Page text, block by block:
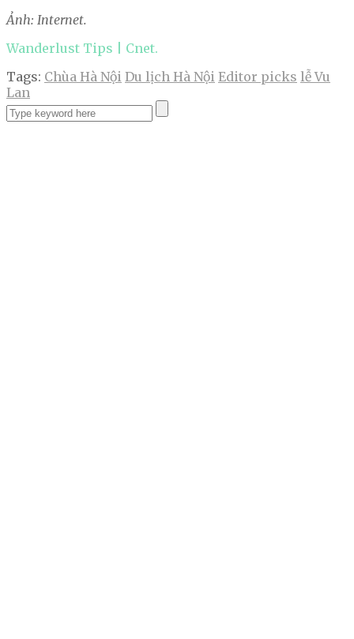
Ảnh: Internet.
Wanderlust Tips | Cnet.
Tags: Chùa Hà Nội Du lịch Hà Nội Editor picks lễ Vu
Lan